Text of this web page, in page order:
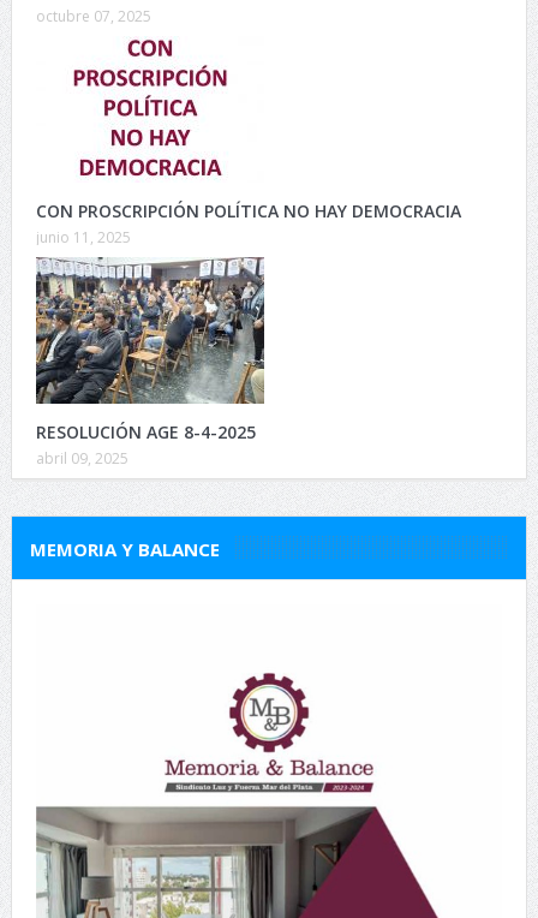
octubre 07, 2025
CON PROSCRIPCIÓN POLÍTICA NO HAY DEMOCRACIA
junio 11, 2025
RESOLUCIÓN AGE 8-4-2025
abril 09, 2025
MEMORIA Y BALANCE